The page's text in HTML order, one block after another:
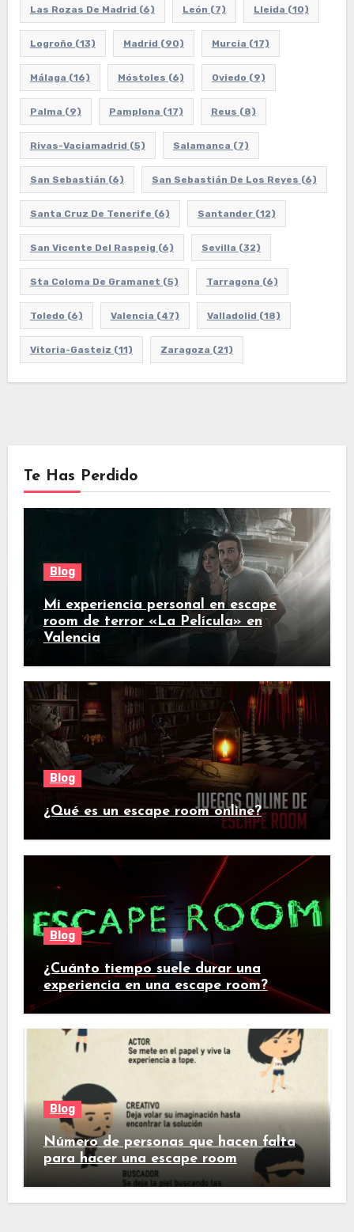
Las Rozas De Madrid (6) León (7) Lleida (10)
Logroño (13) Madrid (90) Murcia (17)
Málaga (16) Móstoles (6) Oviedo (9)
Palma (9) Pamplona (17) Reus (8)
Rivas-Vaciamadrid (5) Salamanca (7)
San Sebastián (6) San Sebastián De Los Reyes (6)
Santa Cruz De Tenerife (6) Santander(12)
San Vicente Del Raspeig (6) Sevilla (32)
Sta Coloma De Gramanet (5) Tarragona (6)
Toledo (6) Valencia (47) Valladolid (18)
Vitoria-Gasteiz (11) Zaragoza (21)
Te Has Perdido
Blog
Mi experiencia personal en escape
room de terror «La Película» en
Valencia
Blog
¿Qué es un escape room online?
Blog
¿Cuánto tiempo suele durar una
experiencia en una escape room?
Blog
Número de personas que hacen falta
para hacer una escape room